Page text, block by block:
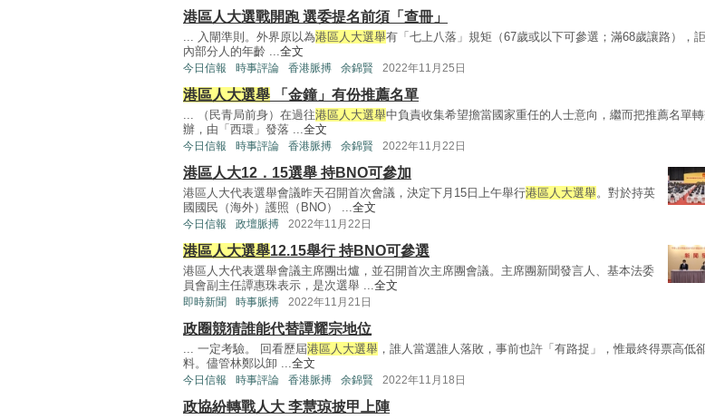
港區人大選戰開跑 選委提名前須「查冊」
... 入閘準則。外界原以為港區人大選舉有「七上八落」規矩（67歲或以下可參選；滿68歲讓路），
內部分人的年齡 ...全文
今日信報 時事評論 香港脈搏 余錦賢 2022年11月25日
港區人大選舉 「金鐘」有份推薦名單
... （民青局前身）在過往港區人大選舉中負責收集希望擔當國家重任的人士意向，繼而把推薦名單
辦，由「西環」發落 ...全文
今日信報 時事評論 香港脈搏 余錦賢 2022年11月22日
港區人大12．15選舉 持BNO可參加
港區人大代表選舉會議昨天召開首次會議，決定下月15日上午舉行港區人大選舉。對於持英
國國民（海外）護照（BNO） ...全文
今日信報 政壇脈搏 2022年11月22日
港區人大選舉12.15舉行 持BNO可參選
港區人大代表選舉會議主席團出爐，並召開首次主席團會議。主席團新聞發言人、基本法委
員會副主任譚惠珠表示，是次選舉 ...全文
即時新聞 時事脈搏 2022年11月21日
政圈競猜誰能代替譚耀宗地位
... 一定考驗。 回看歷屆港區人大選舉 ，誰人當選誰人落敗，事前也許「有路捉」，惟最終得票高低
料。儘管林鄭以卸 ...全文
今日信報 時事評論 香港脈搏 余錦賢 2022年11月18日
政協紛轉戰人大 李慧琼披甲上陣